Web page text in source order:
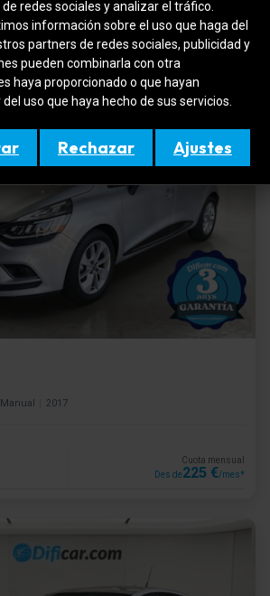
Cuota mensual
192 €
Manual 2017
Cuota mensual
Des de225 €/mes*
redes sociales y analizar el tráfico.
información sobre el uso que haga del
partners de redes sociales, publicidad y
pueden combinarla con otra
haya proporcionado o que hayan
uso que haya hecho de sus servicios.
Rechazar Ajustes